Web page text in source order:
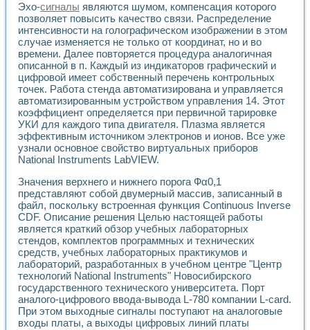
Применение средств NATIONAL INSTRUMENTS для
Разработка автоматизированного стенда для
Автоматизированный стенд рентгеновской диагностики
Высокочувствительные оптоэлектронные
Установка для измерения диэлектрических свойств
Исследование кинетики зарождения и развития
Лабораторный электрический импедансный томограф на
Микрозондовая система для характеризации
Метод траекторий в исследовании
Промышленная автоматизация
Автоматизация технологических процессов получения
Использование систем технического зрения для контроля
Применение LabVIEW при разработке обучающих
Разработка виртуальных тренажеров путем
Система блокировок, сигнализации и защиты ускорителя
Система сбора данных и управления процессом
Управление температурой газовой среды специальной
Разработка программного обеспечения с
Использование технологий NATIONAL INSTRUMENTS
Оборудование для промышленной термотрансферной
Автоматизация реометрических исследований на базе
Применение измерителя иммитанса для исследова¬ния
Исследование электромагнитных переходных процессов
Стенд для исследования электрических переходных
Эхо-сигналы являются шумом, компенсация которого
позволяет повысить качество связи. Распределение
интенсивности на голографическом изображении в этом
случае изменяется не только от координат, но и во
времени. Далее повторяется процедура аналогичная
описанной в п. Каждый из индикаторов графический и
цифровой имеет собственный перечень контрольных
точек. Работа стенда автоматизирована и управляется
автоматизированным устройством управления 14. Этот
коэффициент определяется при первичной тарировке
УКИ для каждого типа двигателя. Плазма является
эффективным источником электронов и ионов. Все уже
узнали основное свойство виртуальных приборов
National Instruments LabVIEW.
Значения верхнего и нижнего порога Фα0,1
представляют собой двумерный массив, записанный в
файл, поскольку встроенная функция Continuous Inverse
CDF. Описание решения Целью настоящей работы
является краткий обзор учебных лабораторных
стендов, комплектов программных и технических
средств, учебных лабораторных практикумов и
лабораторий, разработанных в учебном центре "Центр
технологий National Instruments" Новосибирского
государственного технического университета. Порт
аналого-цифрового ввода-вывода L-780 компании L-card.
При этом выходные сигналы поступают на аналоговые
входы платы, а выходы цифровых линий платы